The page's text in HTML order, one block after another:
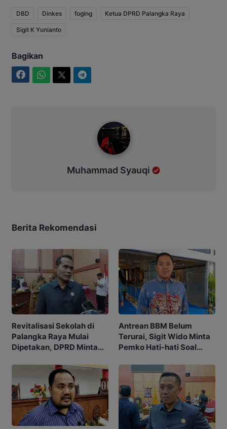
DBD Dinkes foging Ketua DPRD Palangka Raya
Sigit K Yunianto
Bagikan
Muhammad Syauqi
Berita Rekomendasi
Revitalisasi Sekolah di
Palangka Raya Mulai
Dipetakan, DPRD Minta
Antrean BBM Belum
Terurai, Sigit Wido Minta
Pemko Hati-hati Soal